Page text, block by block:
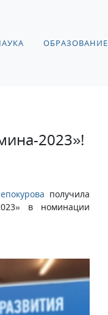
ОБРАЗОВАНИЕ
2023»!
получила
в номинации